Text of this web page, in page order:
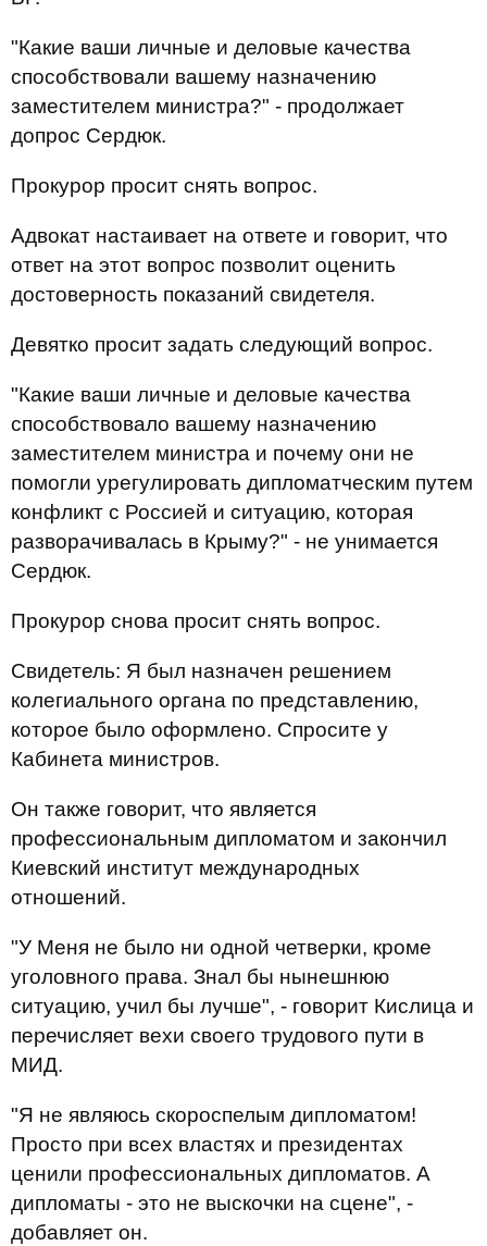
"Какие ваши личные и деловые качества
способствовали вашему назначению
заместителем министра?" - продолжает
допрос Сердюк.
Прокурор просит снять вопрос.
Адвокат настаивает на ответе и говорит, что
ответ на этот вопрос позволит оценить
достоверность показаний свидетеля.
Девятко просит задать следующий вопрос.
"Какие ваши личные и деловые качества
способствовало вашему назначению
заместителем министра и почему они не
помогли урегулировать дипломатческим путем
конфликт с Россией и ситуацию, которая
разворачивалась в Крыму?" - не унимается
Сердюк.
Прокурор снова просит снять вопрос.
Свидетель: Я был назначен решением
колегиального органа по представлению,
которое было оформлено. Спросите у
Кабинета министров.
Он также говорит, что является
профессиональным дипломатом и закончил
Киевский институт международных
отношений.
"У Меня не было ни одной четверки, кроме
уголовного права. Знал бы нынешнюю
ситуацию, учил бы лучше", - говорит Кислица и
перечисляет вехи своего трудового пути в
МИД.
"Я не являюсь скороспелым дипломатом!
Просто при всех властях и президентах
ценили профессиональных дипломатов. А
дипломаты - это не выскочки на сцене", -
добавляет он.